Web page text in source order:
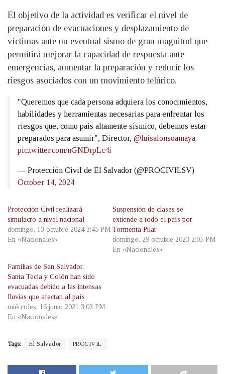
El objetivo de la actividad es verificar el nivel de
preparación de evacuaciones y desplazamiento de
víctimas ante un eventual sismo de gran magnitud que
permitirá mejorar la capacidad de respuesta ante
emergencias, aumentar la preparación y reducir los
riesgos asociados con un movimiento telúrico.
"Queremos que cada persona adquiera los conocimientos,
habilidades y herramientas necesarias para enfrentar los
riesgos que, como país altamente sísmico, debemos estar
preparados para asumir", Director, @luisalonsoamaya.
pic.twitter.com/nGNDrpLc4i
— Protección Civil de El Salvador (@PROCIVILSV)
October 14, 2024
Protección Civil realizará
simulacro a nivel nacional
domingo, 13 octubre 2024 3:45 PM
En «Nacionales»
Suspensión de clases se
extiende a todo el país por
Tormenta Pilar
domingo, 29 octubre 2023 2:05 PM
En «Nacionales»
Familias de San Salvador,
Santa Tecla y Colón han sido
evacuadas debido a las intensas
lluvias que afectan al país
miércoles, 16 junio 2021 3:03 PM
En «Nacionales»
Tags: El Salvador PROCIVIL